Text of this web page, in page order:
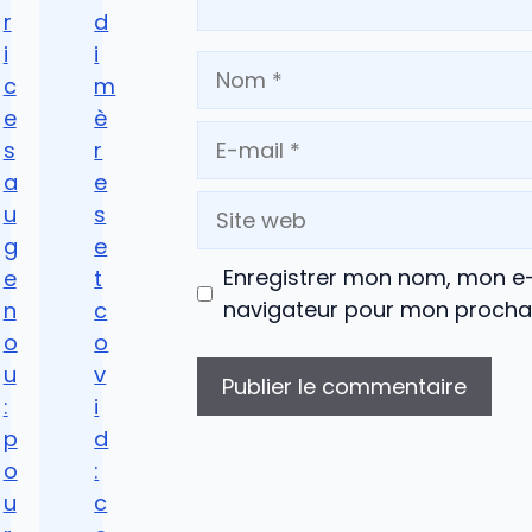
r
i
c
e
s
a
u
g
e
n
o
u
:
p
o
u
d
i
m
è
r
e
s
e
t
c
o
v
i
d
:
c
Nom
E-
mail
Site
web
Enregistrer mon nom, mon
navigateur pour mon